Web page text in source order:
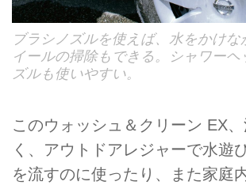
ブラシノズルを使えば、水をかけ
イールの掃除もできる。シャワーヘ
ズルも使いやすい。
このウォッシュ＆クリーン EX
く、アウトドアレジャーで水遊
を流すのに使ったり、また家庭